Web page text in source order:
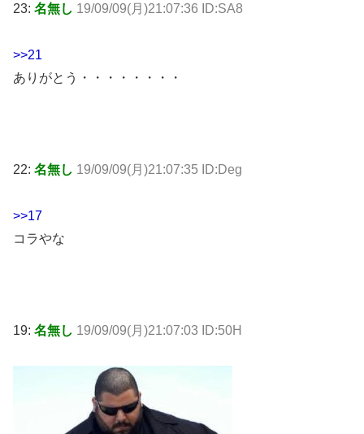
23: 名無し 19/09/09(月)21:07:36 ID:SA8
>>21
ありがとう・・・・・・・・
22: 名無し 19/09/09(月)21:07:35 ID:Deg
>>17
コラやな
19: 名無し 19/09/09(月)21:07:03 ID:50H